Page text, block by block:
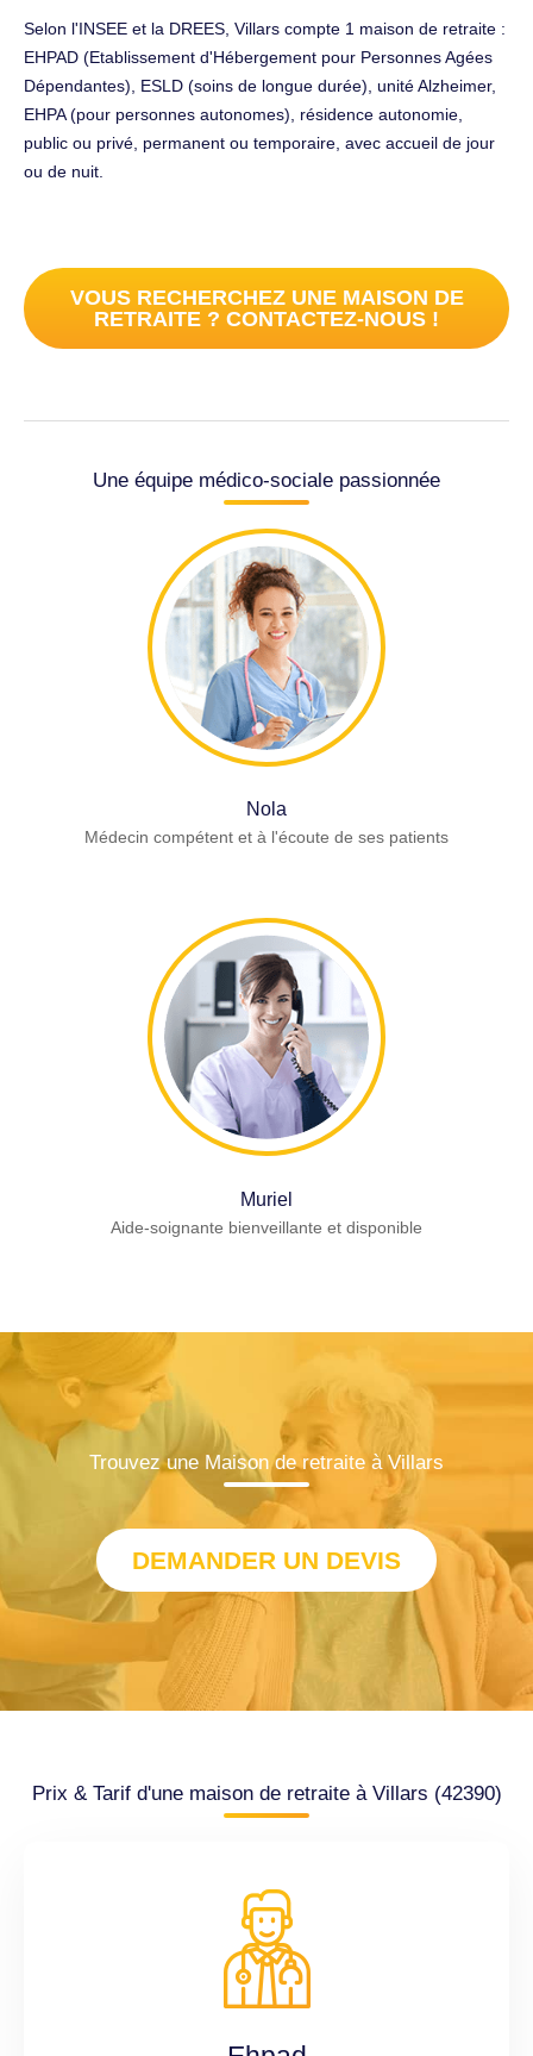
Selon l'INSEE et la DREES, Villars compte 1 maison de retraite :
EHPAD (Etablissement d'Hébergement pour Personnes Agées
Dépendantes), ESLD (soins de longue durée), unité Alzheimer,
EHPA (pour personnes autonomes), résidence autonomie,
public ou privé, permanent ou temporaire, avec accueil de jour
ou de nuit.
VOUS RECHERCHEZ UNE MAISON DE
RETRAITE ? CONTACTEZ-NOUS !
Une équipe médico-sociale passionnée
Nola
Médecin compétent et à l'écoute de ses patients
Muriel
Aide-soignante bienveillante et disponible
Trouvez une Maison de retraite à Villars
DEMANDER UN DEVIS
Prix & Tarif d'une maison de retraite à Villars (42390)